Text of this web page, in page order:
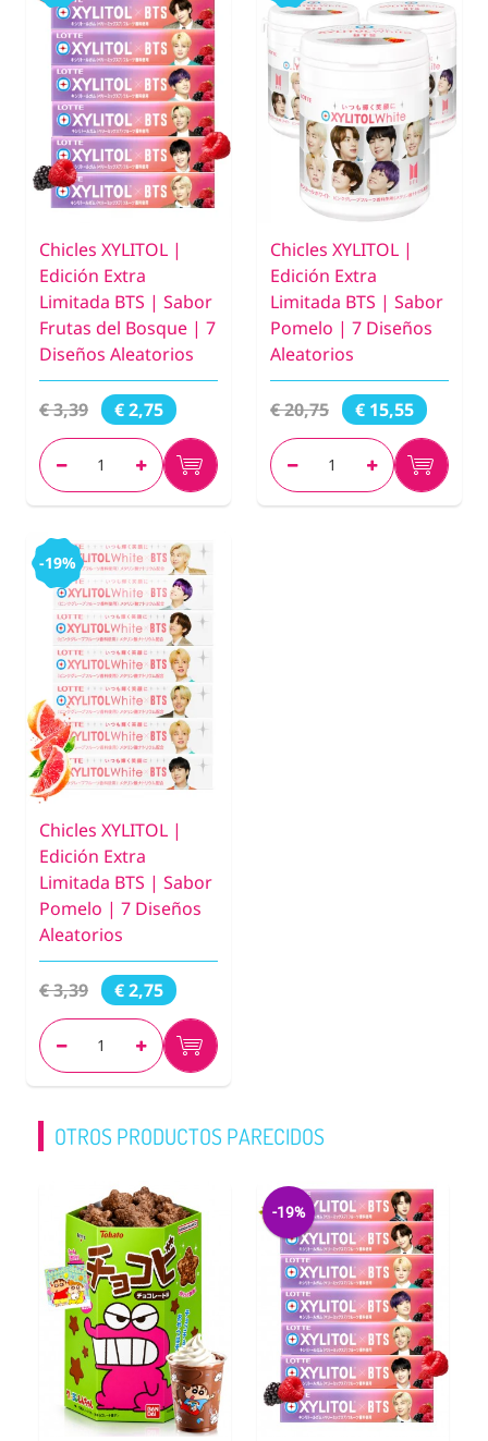
Chicles XYLITOL |
Edición Extra
Limitada BTS | Sabor
Frutas del Bosque | 7
Diseños Aleatorios
€ 3,39 € 2,75
Chicles XYLITOL |
Edición Extra
Limitada BTS | Sabor
Pomelo | 7 Diseños
Aleatorios
€ 20,75 € 15,55
-19%
Chicles XYLITOL |
Edición Extra
Limitada BTS | Sabor
Pomelo | 7 Diseños
Aleatorios
€ 3,39 € 2,75
OTROS PRODUCTOS PARECIDOS
-19%